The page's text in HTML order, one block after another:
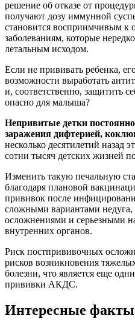
решение об отказе от
получают дозу иммунной
становится восприимчивым
заболеваниям, которые
летальным исходом.
Если не прививать ребенка,
возможности выработать
и, соответственно, защитить
опасно для малыша?
Непривитые детки
заражения дифтерией,
несколько десятилетий назад
сотни тысяч детских жизней
Изменить такую печальную
благодаря плановой
прививок после
сложными вариантами
осложнениями и серьезными
внутренних органов.
Риск постпрививочных
рисков возникновения
болезни, что является еще
прививки АКДС.
Интересные факты